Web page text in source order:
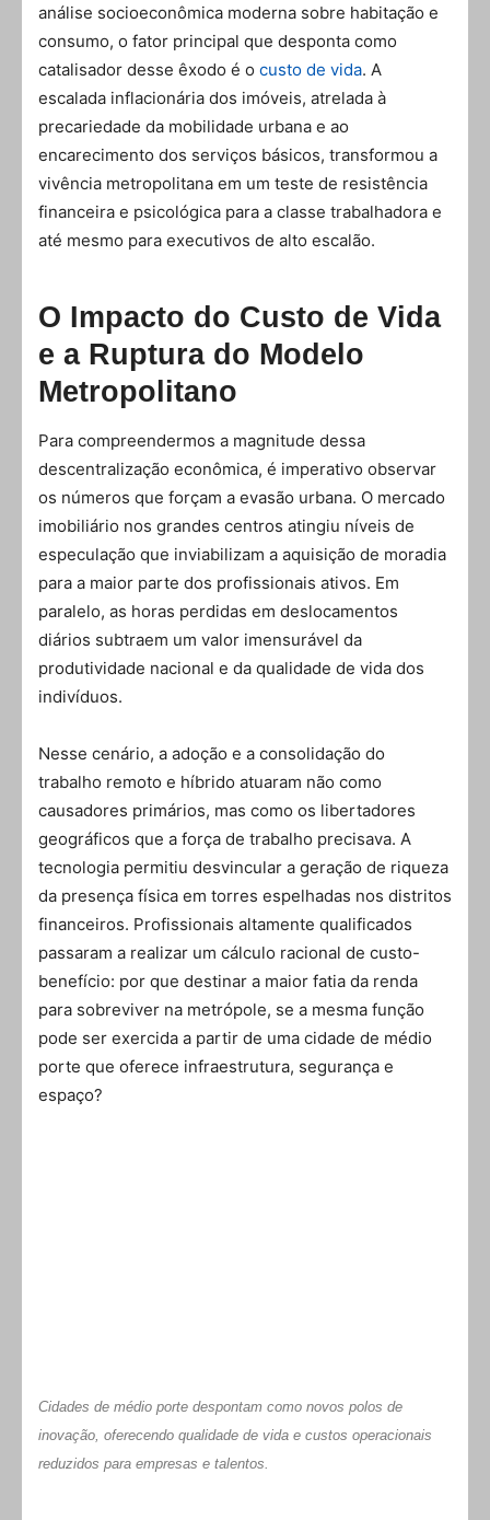
análise socioeconômica moderna sobre habitação e
consumo, o fator principal que desponta como
catalisador desse êxodo é o custo de vida. A
escalada inflacionária dos imóveis, atrelada à
precariedade da mobilidade urbana e ao
encarecimento dos serviços básicos, transformou a
vivência metropolitana em um teste de resistência
financeira e psicológica para a classe trabalhadora e
até mesmo para executivos de alto escalão.
O Impacto do Custo de Vida
e a Ruptura do Modelo
Metropolitano
Para compreendermos a magnitude dessa
descentralização econômica, é imperativo observar
os números que forçam a evasão urbana. O mercado
imobiliário nos grandes centros atingiu níveis de
especulação que inviabilizam a aquisição de moradia
para a maior parte dos profissionais ativos. Em
paralelo, as horas perdidas em deslocamentos
diários subtraem um valor imensurável da
produtividade nacional e da qualidade de vida dos
indivíduos.
Nesse cenário, a adoção e a consolidação do
trabalho remoto e híbrido atuaram não como
causadores primários, mas como os libertadores
geográficos que a força de trabalho precisava. A
tecnologia permitiu desvincular a geração de riqueza
da presença física em torres espelhadas nos distritos
financeiros. Profissionais altamente qualificados
passaram a realizar um cálculo racional de custo-
benefício: por que destinar a maior fatia da renda
para sobreviver na metrópole, se a mesma função
pode ser exercida a partir de uma cidade de médio
porte que oferece infraestrutura, segurança e
espaço?
Cidades de médio porte despontam como novos polos de
inovação, oferecendo qualidade de vida e custos operacionais
reduzidos para empresas e talentos.